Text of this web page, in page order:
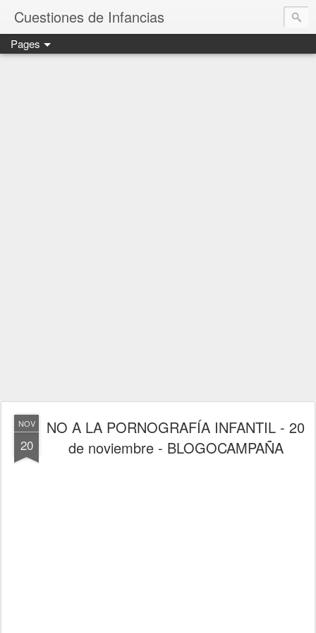
Cuestiones de Infancias
Pages
NOV
20
NO A LA PORNOGRAFÍA INFANTIL - 20
de noviembre - BLOGOCAMPAÑA